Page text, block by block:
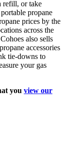
refill, or take
propane
prices by the
across the
also sells
accessories
tie-downs to
your gas
you view our